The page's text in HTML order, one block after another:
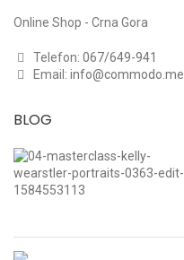
Online Shop - Crna Gora
Telefon: 067/649-941
Email: info@commodo.me
BLOG